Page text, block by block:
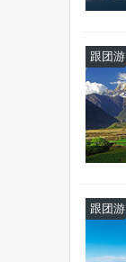
跟团游
跟团游